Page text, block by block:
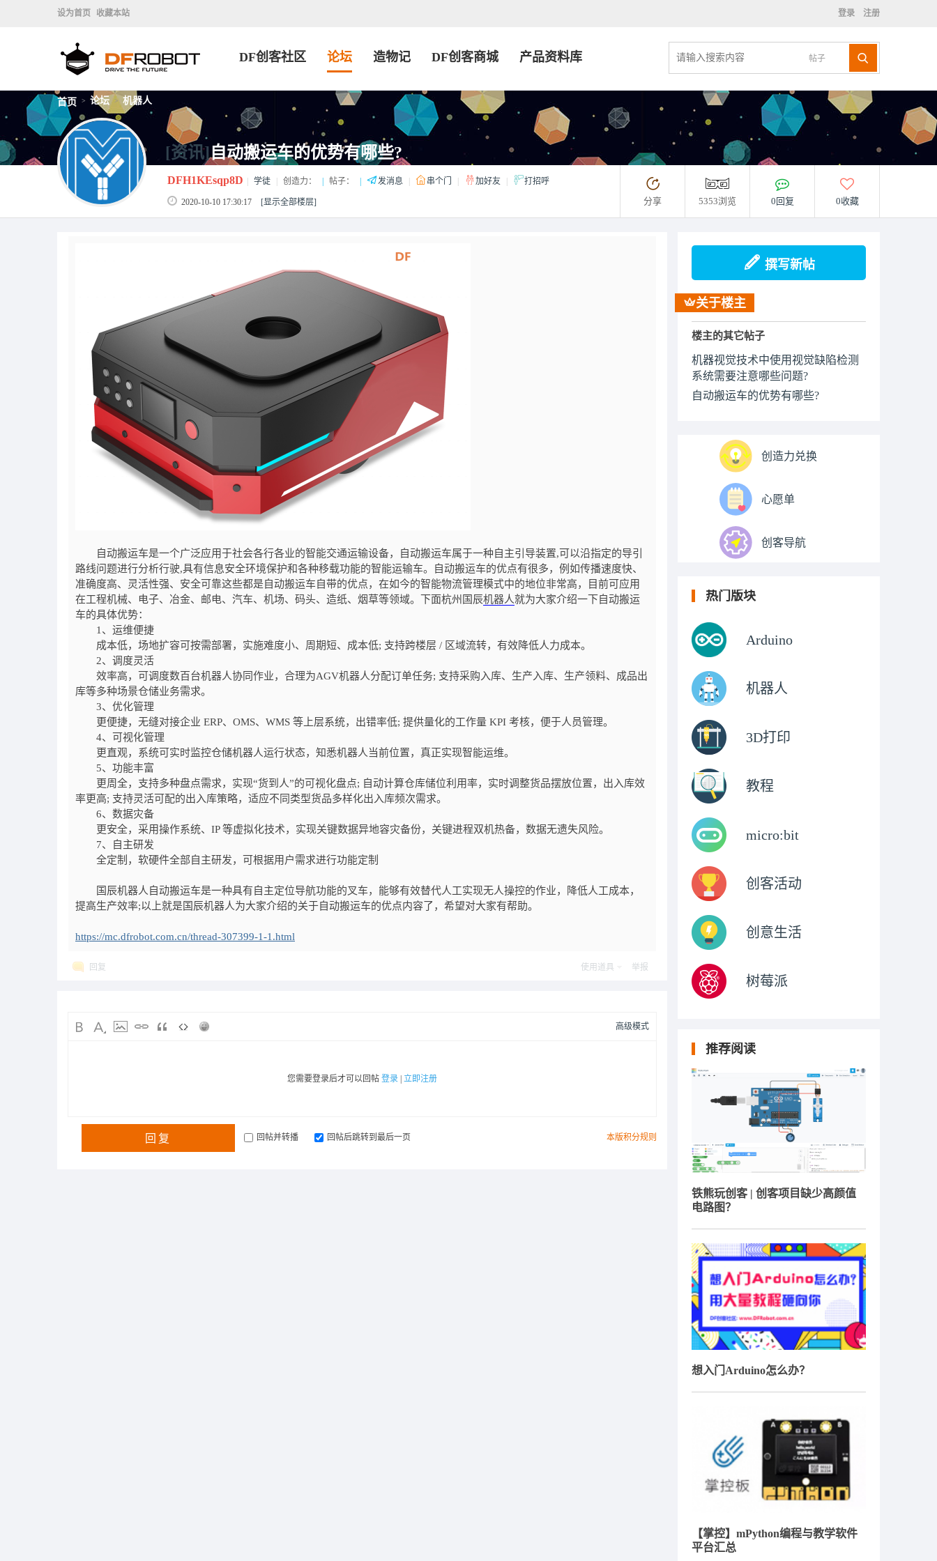
设为首页 收藏本站 登录 注册
帖子
DF创客社区 论坛 造物记 DF创客商城 产品资料库
首页 > 论坛 > 机器人
[资讯]自动搬运车的优势有哪些?
DFH1KEsqp8D 学徒 创造力： 帖子： 发消息 串个门 加好友 打招呼
2020-10-10 17:30:17 [显示全部楼层] 分享 5353浏览 0回复 0收藏
自动搬运车是一个广泛应用于社会各行各业的智能交通运输设备，自动搬运车属于一种自主引导装置,可以沿指定的导引
路线问题进行分析行驶,具有信息安全环境保护和各种移载功能的智能运输车。自动搬运车的优点有很多，例如传播速度快、
准确度高、灵活性强、安全可靠这些都是自动搬运车自带的优点，在如今的智能物流管理模式中的地位非常高，目前可应用
在工程机械、电子、冶金、邮电、汽车、机场、码头、造纸、烟草等领域。下面杭州国辰机器人就为大家介绍一下自动搬运
车的具体优势：
1、运维便捷
成本低，场地扩容可按需部署，实施难度小、周期短、成本低; 支持跨楼层 / 区域流转，有效降低人力成本。
2、调度灵活
效率高，可调度数百台机器人协同作业，合理为AGV机器人分配订单任务; 支持采购入库、生产入库、生产领料、成品出
库等多种场景仓储业务需求。
3、优化管理
更便捷，无缝对接企业 ERP、OMS、WMS 等上层系统，出错率低; 提供量化的工作量 KPI 考核，便于人员管理。
4、可视化管理
更直观，系统可实时监控仓储机器人运行状态，知悉机器人当前位置，真正实现智能运维。
5、功能丰富
更周全，支持多种盘点需求，实现“货到人”的可视化盘点; 自动计算仓库储位利用率，实时调整货品摆放位置，出入库效
率更高; 支持灵活可配的出入库策略，适应不同类型货品多样化出入库频次需求。
6、数据灾备
更安全，采用操作系统、IP 等虚拟化技术，实现关键数据异地容灾备份，关键进程双机热备，数据无遗失风险。
7、自主研发
全定制，软硬件全部自主研发，可根据用户需求进行功能定制
国辰机器人自动搬运车是一种具有自主定位导航功能的叉车，能够有效替代人工实现无人操控的作业，降低人工成本，
提高生产效率;以上就是国辰机器人为大家介绍的关于自动搬运车的优点内容了，希望对大家有帮助。
https://mc.dfrobot.com.cn/thread-307399-1-1.html
回复 使用道具 举报
高级模式
您需要登录后才可以回帖 登录 立即注册
本版积分规则
回复 回帖并转播 回帖后跳转到最后一页
撰写新帖
关于楼主
楼主的其它帖子
机器视觉技术中使用视觉缺陷检测
系统需要注意哪些问题?
自动搬运车的优势有哪些?
创造力兑换
心愿单
创客导航
热门版块
Arduino
机器人
3D打印
教程
micro:bit
创客活动
创意生活
树莓派
推荐阅读
铁熊玩创客 | 创客项目缺少高颜值
电路图？
想入门Arduino怎么办？
【掌控】mPython编程与教学软件
平台汇总